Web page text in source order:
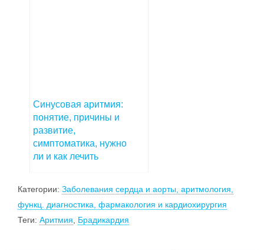
Синусовая аритмия:
понятие, причины и
развитие,
симптоматика, нужно
ли и как лечить
Категории: Заболевания сердца и аорты, аритмология,
функц. диагностика, фармакология и кардиохирургия
Теги: Аритмия Брадикардия